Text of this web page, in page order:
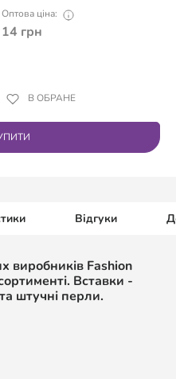
Оптова ціна:
14 грн
В ОБРАНЕ
Відгуки
виробників Fashion
Вставки -
штучні перли.